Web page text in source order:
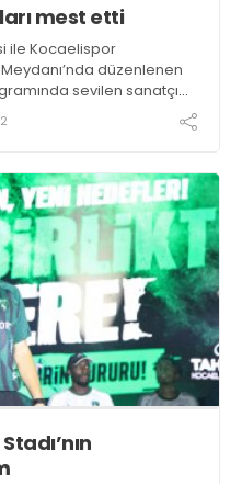
mest etti
ile Kocaelispor
düzenlenen
sevilen sanatçı
inletti.